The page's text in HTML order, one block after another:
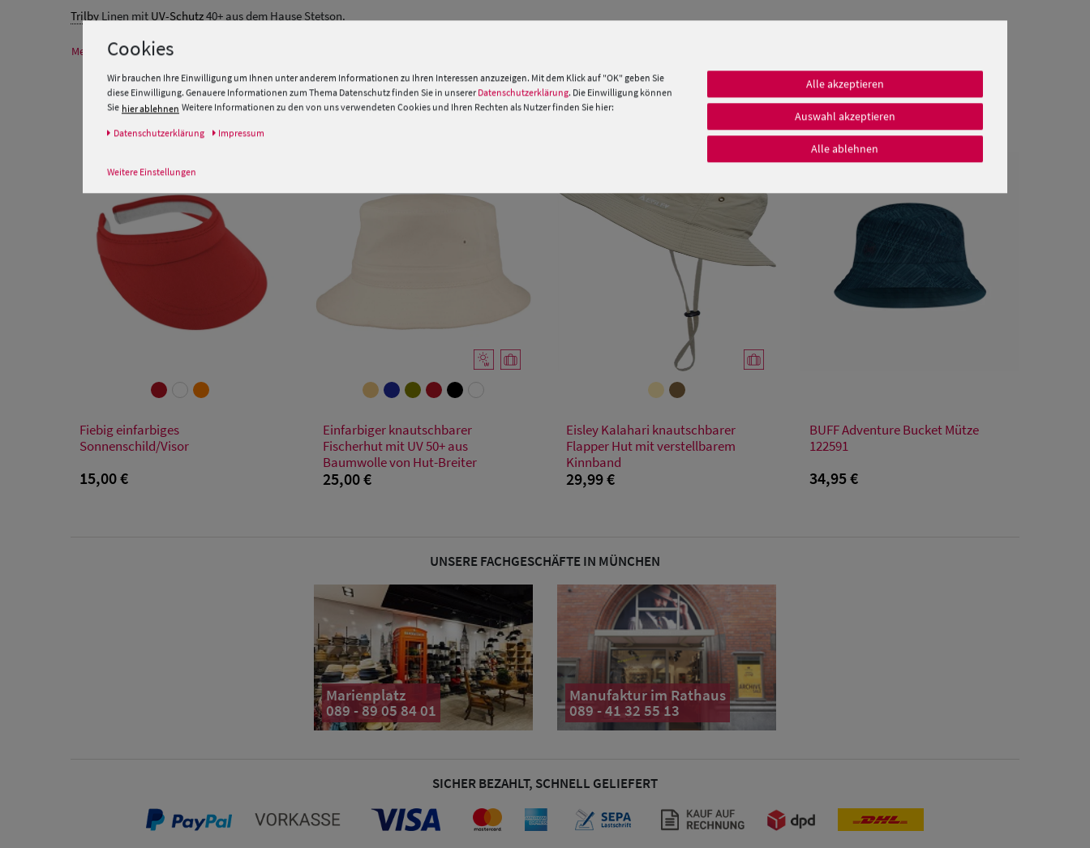
Trilby Linen mit UV-Schutz40+ aus dem Hause Stetson.
Mehr Informationen zum Hersteller und EU Verantwortlichen »
Einheitsgröße
Fiebig einfarbiges
Sonnenschild/Visor
15,00 €
S M L XL XXL
Einfarbiger knautschbarer
Fischerhut mit UV 50+ aus
Baumwolle von Hut-Breiter
25,00 €
M L XL
Eisley Kalahari knautschbarer
Flapper Hut mit verstellbarem
Kinnband
29,99 €
BUFF Adventure Bucket Mütze
122591
34,95 €
UNSERE FACHGESCHÄFTE IN MÜNCHEN
Marienplatz
089 - 89 05 84 01
Manufaktur im Rathaus
089 - 41 32 55 13
SICHER BEZAHLT, SCHNELL GELIEFERT
Cookies
Wir brauchen Ihre Einwilligung um Ihnen unter anderem Informationen zu Ihren Interessen anzuzeigen. Mit dem Klick auf "OK" geben Sie
diese Einwilligung. Genauere Informationen zum Thema Datenschutz finden Sie in unserer Datenschutzerklärung. Die Einwilligung können
Sie hier ablehnen Weitere Informationen zu den von uns verwendeten Cookies und Ihren Rechten als Nutzer finden Sie hier:
Daten­schutz­erklärung Impressum
Weitere Einstellungen
Alle akzeptieren
Auswahl akzeptieren
Alle ablehnen